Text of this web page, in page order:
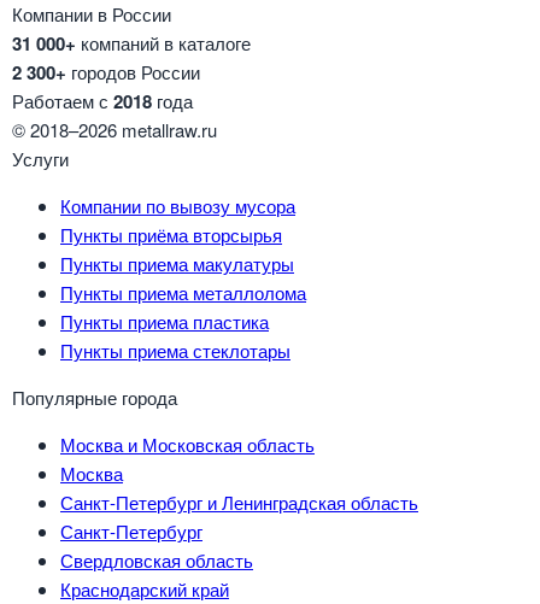
Компании в России
31 000+ компаний в каталоге
2 300+ городов России
Работаем с 2018 года
© 2018–2026 metallraw.ru
Услуги
Компании по вывозу мусора
Пункты приёма вторсырья
Пункты приема макулатуры
Пункты приема металлолома
Пункты приема пластика
Пункты приема стеклотары
Популярные города
Москва и Московская область
Москва
Санкт-Петербург и Ленинградская область
Санкт-Петербург
Свердловская область
Краснодарский край